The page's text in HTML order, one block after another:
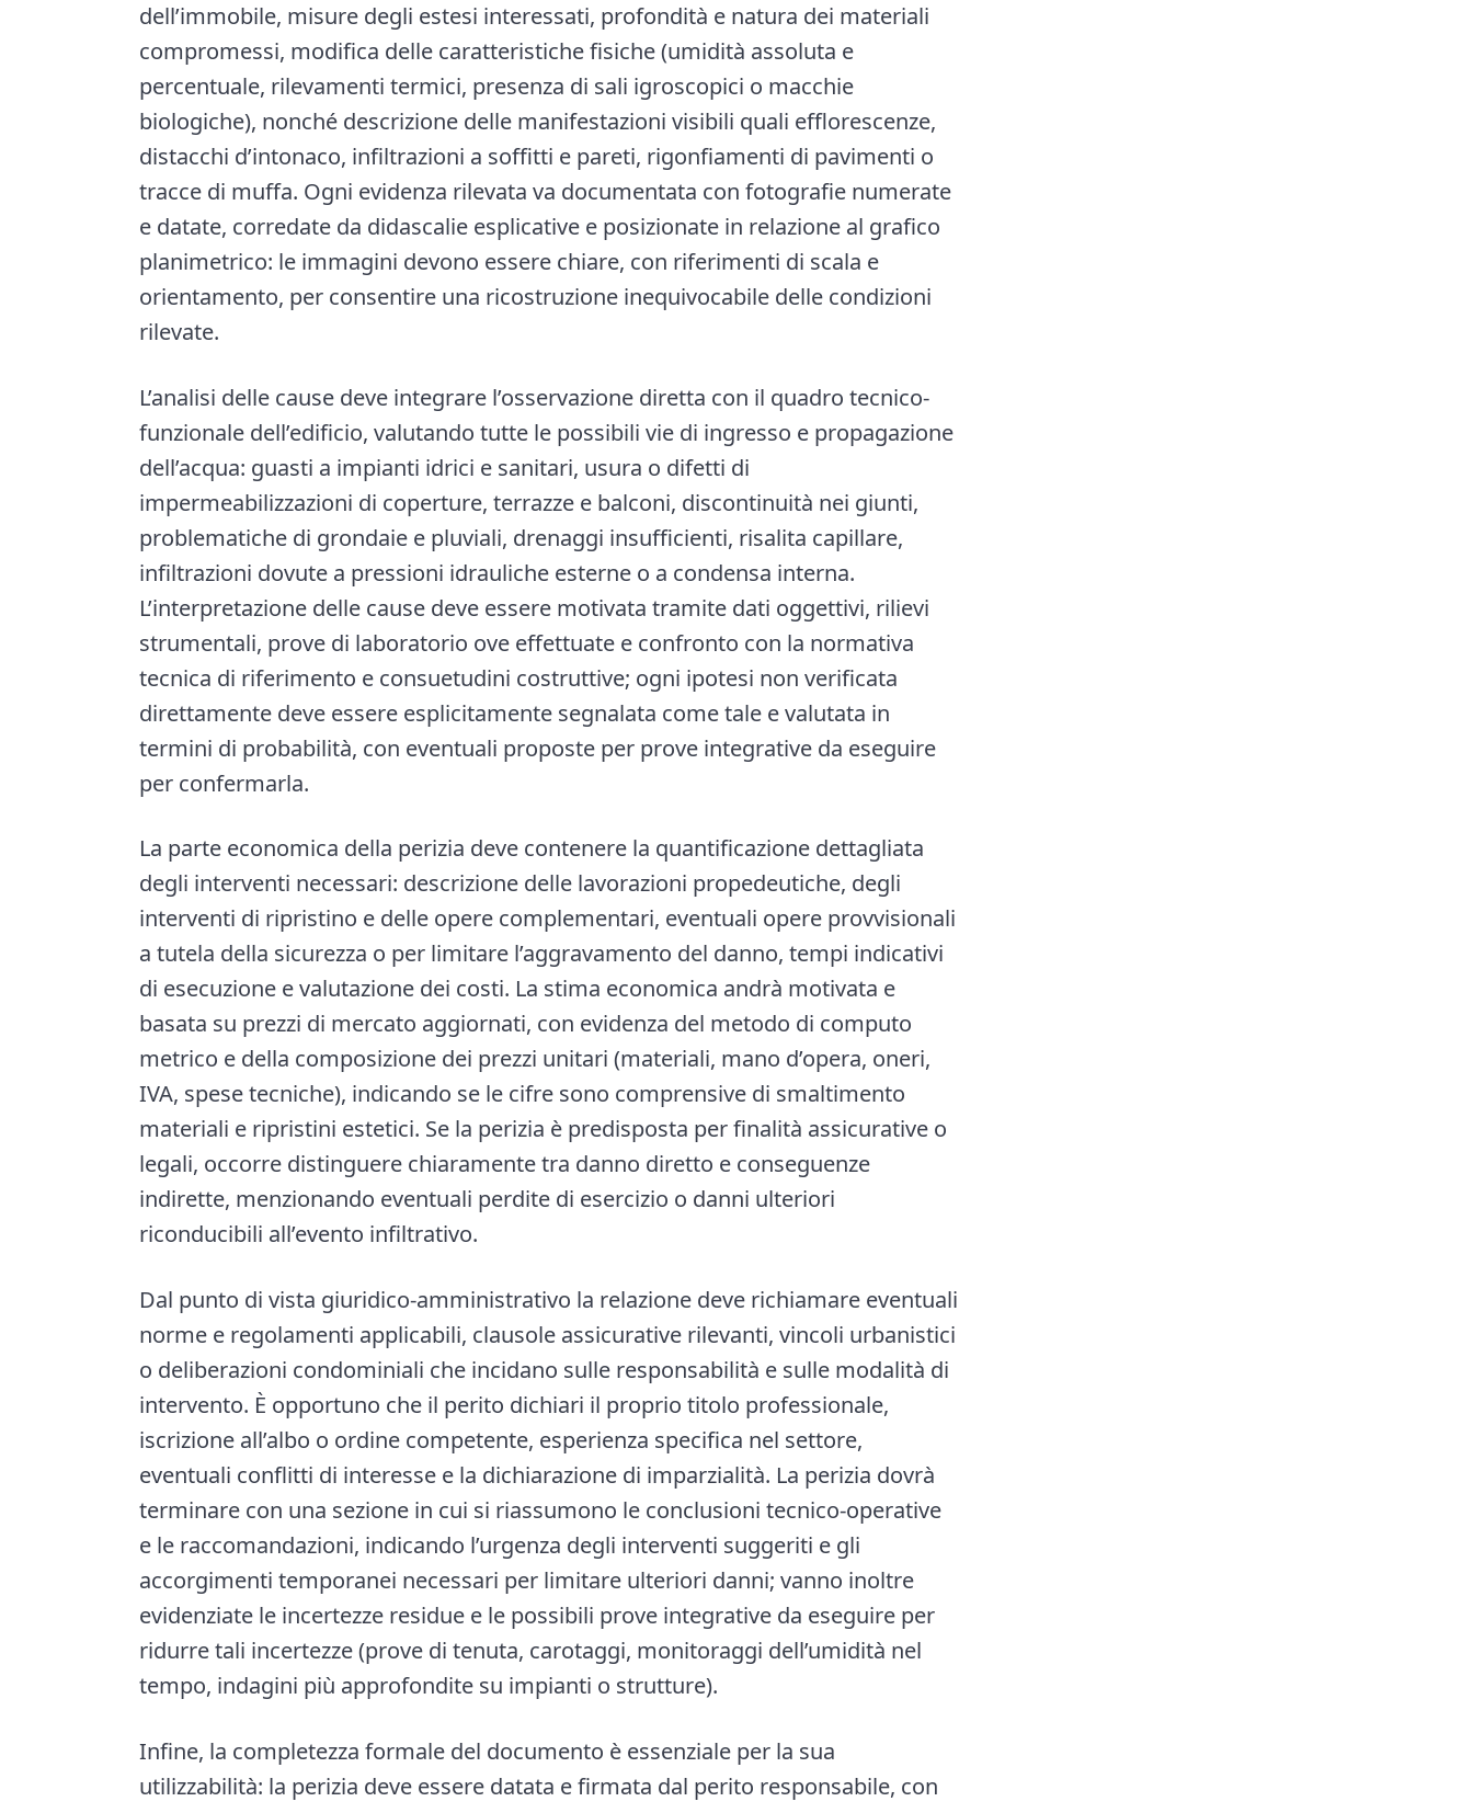
dell’immobile, misure degli estesi interessati, profondità e natura dei materiali
compromessi, modifica delle caratteristiche fisiche (umidità assoluta e
percentuale, rilevamenti termici, presenza di sali igroscopici o macchie
biologiche), nonché descrizione delle manifestazioni visibili quali efflorescenze,
distacchi d’intonaco, infiltrazioni a soffitti e pareti, rigonfiamenti di pavimenti o
tracce di muffa. Ogni evidenza rilevata va documentata con fotografie numerate
e datate, corredate da didascalie esplicative e posizionate in relazione al grafico
planimetrico: le immagini devono essere chiare, con riferimenti di scala e
orientamento, per consentire una ricostruzione inequivocabile delle condizioni
rilevate.
L’analisi delle cause deve integrare l’osservazione diretta con il quadro tecnico-
funzionale dell’edificio, valutando tutte le possibili vie di ingresso e propagazione
dell’acqua: guasti a impianti idrici e sanitari, usura o difetti di
impermeabilizzazioni di coperture, terrazze e balconi, discontinuità nei giunti,
problematiche di grondaie e pluviali, drenaggi insufficienti, risalita capillare,
infiltrazioni dovute a pressioni idrauliche esterne o a condensa interna.
L’interpretazione delle cause deve essere motivata tramite dati oggettivi, rilievi
strumentali, prove di laboratorio ove effettuate e confronto con la normativa
tecnica di riferimento e consuetudini costruttive; ogni ipotesi non verificata
direttamente deve essere esplicitamente segnalata come tale e valutata in
termini di probabilità, con eventuali proposte per prove integrative da eseguire
per confermarla.
La parte economica della perizia deve contenere la quantificazione dettagliata
degli interventi necessari: descrizione delle lavorazioni propedeutiche, degli
interventi di ripristino e delle opere complementari, eventuali opere provvisionali
a tutela della sicurezza o per limitare l’aggravamento del danno, tempi indicativi
di esecuzione e valutazione dei costi. La stima economica andrà motivata e
basata su prezzi di mercato aggiornati, con evidenza del metodo di computo
metrico e della composizione dei prezzi unitari (materiali, mano d’opera, oneri,
IVA, spese tecniche), indicando se le cifre sono comprensive di smaltimento
materiali e ripristini estetici. Se la perizia è predisposta per finalità assicurative o
legali, occorre distinguere chiaramente tra danno diretto e conseguenze
indirette, menzionando eventuali perdite di esercizio o danni ulteriori
riconducibili all’evento infiltrativo.
Dal punto di vista giuridico-amministrativo la relazione deve richiamare eventuali
norme e regolamenti applicabili, clausole assicurative rilevanti, vincoli urbanistici
o deliberazioni condominiali che incidano sulle responsabilità e sulle modalità di
intervento. È opportuno che il perito dichiari il proprio titolo professionale,
iscrizione all’albo o ordine competente, esperienza specifica nel settore,
eventuali conflitti di interesse e la dichiarazione di imparzialità. La perizia dovrà
terminare con una sezione in cui si riassumono le conclusioni tecnico-operative
e le raccomandazioni, indicando l’urgenza degli interventi suggeriti e gli
accorgimenti temporanei necessari per limitare ulteriori danni; vanno inoltre
evidenziate le incertezze residue e le possibili prove integrative da eseguire per
ridurre tali incertezze (prove di tenuta, carotaggi, monitoraggi dell’umidità nel
tempo, indagini più approfondite su impianti o strutture).
Infine, la completezza formale del documento è essenziale per la sua
utilizzabilità: la perizia deve essere datata e firmata dal perito responsabile, con